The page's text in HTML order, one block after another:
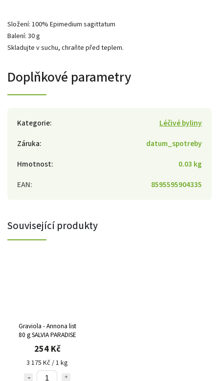
Složení: 100% Epimedium sagittatum
Balení: 30 g
Skladujte v suchu, chraňte před teplem.
Doplňkové parametry
Kategorie:
Léčivé byliny
Záruka:
datum_spotreby
Hmotnost:
0.03 kg
EAN: 8595595904335
Související produkty
Graviola - Annona list
80 g SALVIA PARADISE
254 Kč
3 175 Kč / 1 kg